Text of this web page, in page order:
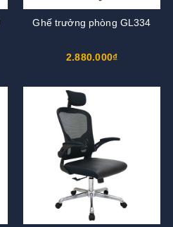
Ghế trưởng phòng GL334
2.880.000₫